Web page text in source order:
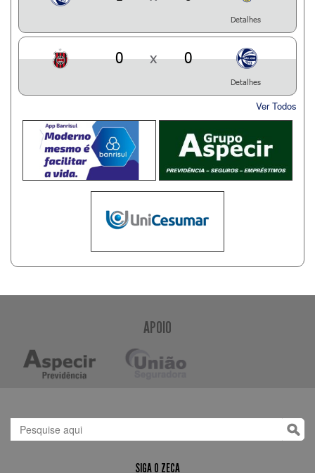
Detalhes
0 x 0
Detalhes
Ver Todos
APOIO
SIGA O ZECA